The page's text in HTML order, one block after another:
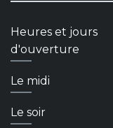
Heures et jours
d'ouverture
Le midi
Le soir